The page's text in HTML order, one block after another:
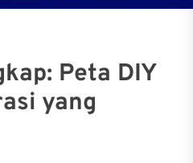
Peta DIY
yang